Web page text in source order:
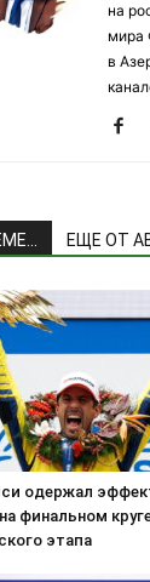
на
мира
в
ЕЩЕ ОТ
одержал
финальном
этапа